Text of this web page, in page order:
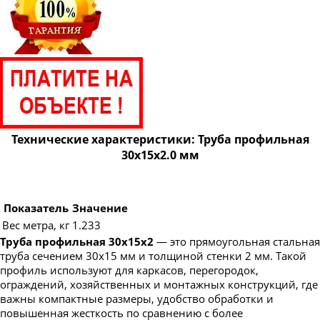
Труба профильная 160х80
Труба профильная 160х100
Труба профильная 160х120
Труба профильная 160х140
Труба профильная 180х60
Труба профильная 180х80
Труба профильная 180х100
Труба профильная 200х100
Труба профильная 200х120
Труба профильная 200х160
Труба профильная 220х100
Технические характеристики: Труба профильная
30х15х2.0 мм
Показатель Значение
Вес метра, кг 1.233
Труба профильная 30х15х2 — это прямоугольная стальная
труба сечением 30х15 мм и толщиной стенки 2 мм. Такой
профиль используют для каркасов, перегородок,
ограждений, хозяйственных и монтажных конструкций, где
важны компактные размеры, удобство обработки и
повышенная жесткость по сравнению с более